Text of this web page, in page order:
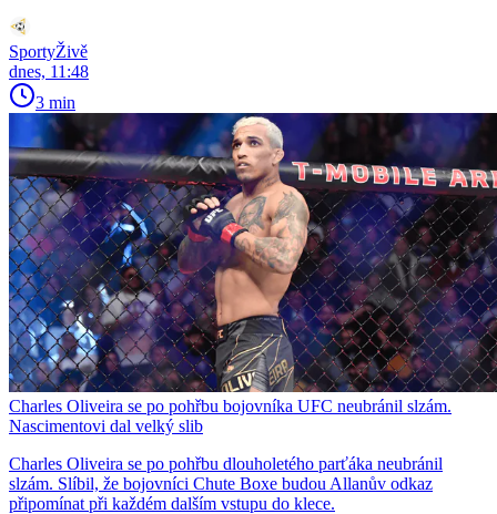
SportyŽivě
dnes, 11:48
3 min
Charles Oliveira se po pohřbu bojovníka UFC neubránil slzám.
Nascimentovi dal velký slib
Charles Oliveira se po pohřbu dlouholetého parťáka neubránil
slzám. Slíbil, že bojovníci Chute Boxe budou Allanův odkaz
připomínat při každém dalším vstupu do klece.